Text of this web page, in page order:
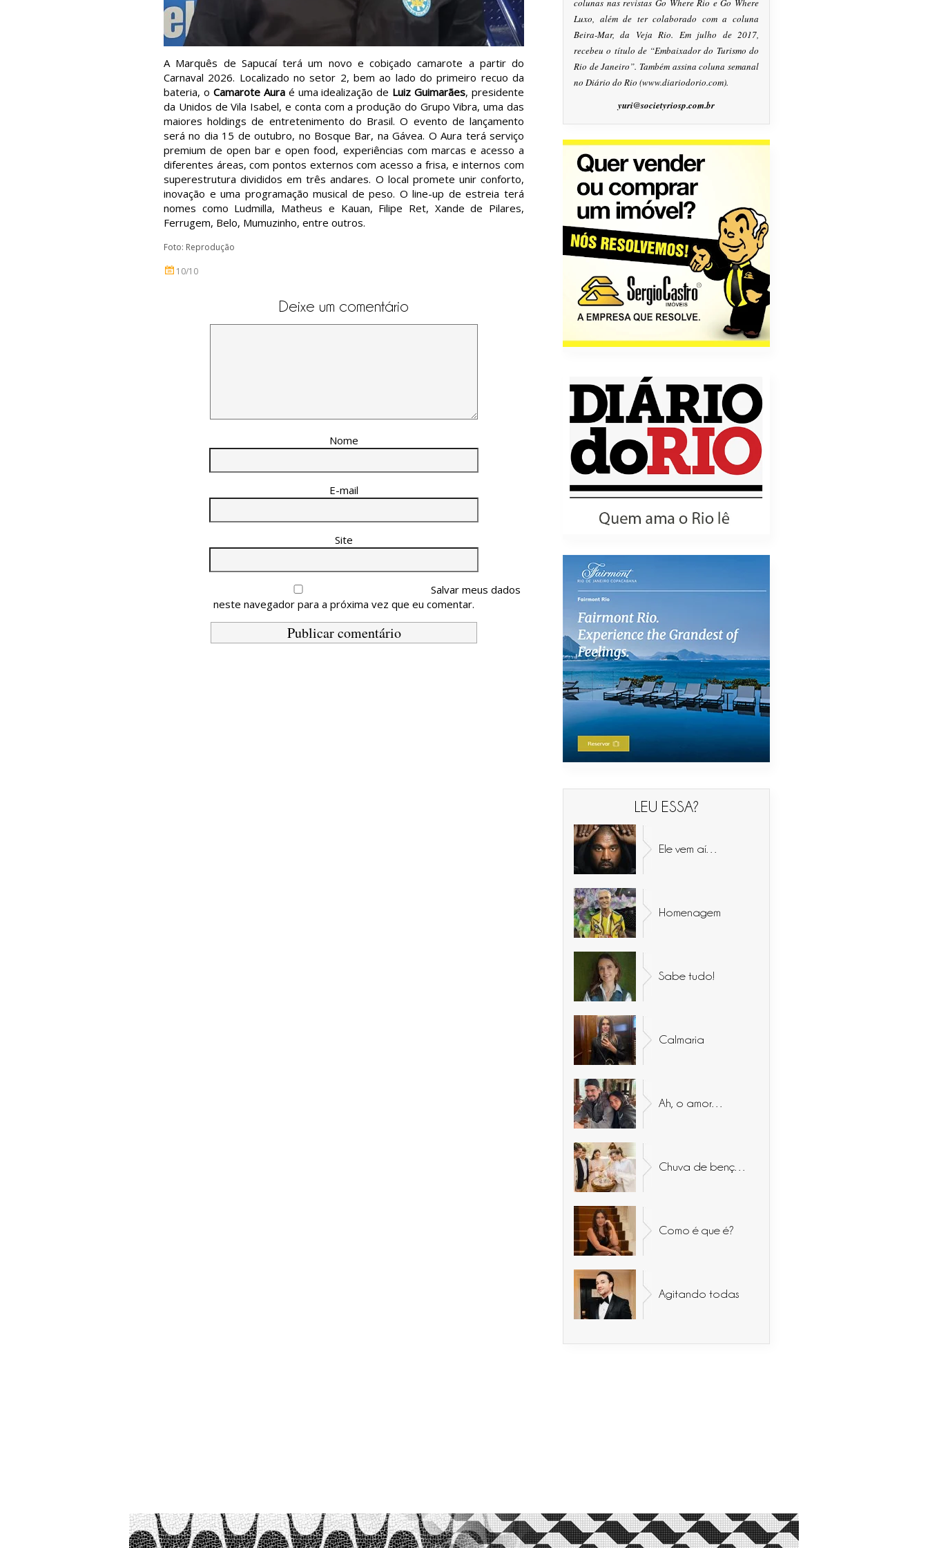
A Marquês de Sapucaí terá um novo e cobiçado camarote a partir do
Carnaval 2026. Localizado no setor 2, bem ao lado do primeiro recuo da
bateria, o Camarote Auraé uma idealização de Luiz Guimarães, presidente
da Unidos de Vila Isabel, e conta com a produção do Grupo Vibra, uma das
maiores holdings de entretenimento do Brasil. O evento de lançamento
será no dia 15 de outubro, no Bosque Bar, na Gávea. O Aura terá serviço
premium de open bar e open food, experiências com marcas e acesso a
diferentes áreas, com pontos externos com acesso a frisa, e internos com
superestrutura divididos em três andares. O local promete unir conforto,
inovação e uma programação musical de peso. O line-up de estreia terá
nomes como Ludmilla, Matheus e Kauan, Filipe Ret, Xande de Pilares,
Ferrugem, Belo, Mumuzinho, entre outros.
Foto: Reprodução
10/10
Deixe um comentário
Nome
E-mail
Site
Salvar meus dados
neste navegador para a próxima vez que eu comentar.
colunas nas revistas Go Where Rio e Go Where
Luxo, além de ter colaborado com a coluna
Beira-Mar, da Veja Rio. Em julho de 2017,
recebeu o título de “Embaixador do Turismo do
Rio de Janeiro”. Também assina coluna semanal
no Diário do Rio (www.diariodorio.com).
yuri@societyriosp.com.br
LEU ESSA?
Ele vem aí…
Homenagem
Sabe tudo!
Calmaria
Ah, o amor…
Como é que é?
Agitando todas